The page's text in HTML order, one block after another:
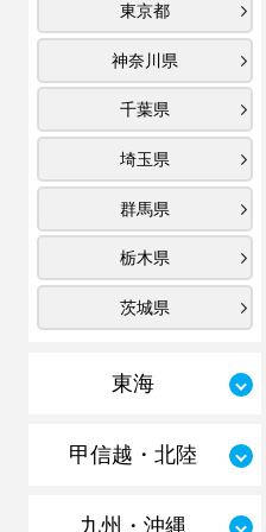
東京都
神奈川県
千葉県
埼玉県
群馬県
栃木県
茨城県
東海
甲信越・北陸
九州・沖縄